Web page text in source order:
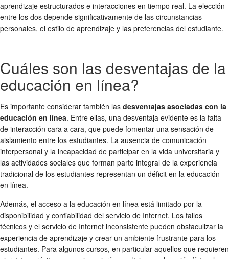
aprendizaje estructurados e interacciones en tiempo real. La elección
entre los dos depende significativamente de las circunstancias
personales, el estilo de aprendizaje y las preferencias del estudiante.
Cuáles son las desventajas de la
educación en línea?
Es importante considerar también las desventajas asociadas con la
educación en línea. Entre ellas, una desventaja evidente es la falta
de interacción cara a cara, que puede fomentar una sensación de
aislamiento entre los estudiantes. La ausencia de comunicación
interpersonal y la incapacidad de participar en la vida universitaria y
las actividades sociales que forman parte integral de la experiencia
tradicional de los estudiantes representan un déficit en la educación
en línea.
Además, el acceso a la educación en línea está limitado por la
disponibilidad y confiabilidad del servicio de Internet. Los fallos
técnicos y el servicio de Internet inconsistente pueden obstaculizar la
experiencia de aprendizaje y crear un ambiente frustrante para los
estudiantes. Para algunos cursos, en particular aquellos que requieren